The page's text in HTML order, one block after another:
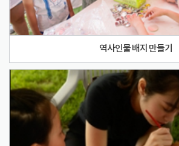
역사인물 배지 만들기